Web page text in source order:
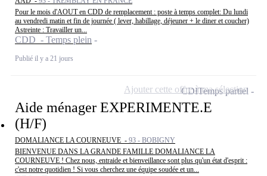
Pour le mois d'AOUT en CDD de remplacement : poste à temps complet: Du lundi
au vendredi matin et fin de journée ( lever, habillage, déjeuner + le diner et coucher)
Astreinte : Travailler un...
CDD - Temps plein
Publié il y a 21 jours
Aide ménager EXPERIMENTE.E
(H/F)
DOMALIANCE LA COURNEUVE - 93 - BOBIGNY
BIENVENUE DANS LA GRANDE FAMILLE DOMALIANCE LA
COURNEUVE ! Chez nous, entraide et bienveillance sont plus qu'un état d'esprit :
c'est notre quotidien ! Si vous cherchez une équipe soudée et un...
CDITemps partiel
Ajouter cette offre à ma sélection